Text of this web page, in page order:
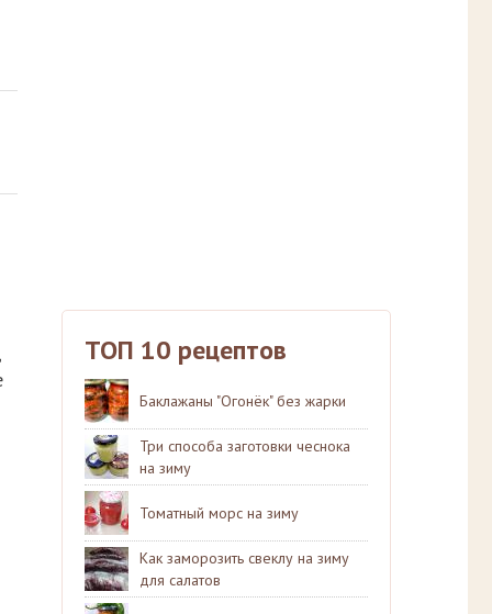
ТОП 10 рецептов
Баклажаны "Огонёк" без жарки
Три способа заготовки чеснока
на зиму
Томатный морс на зиму
Как заморозить свеклу на зиму
для салатов